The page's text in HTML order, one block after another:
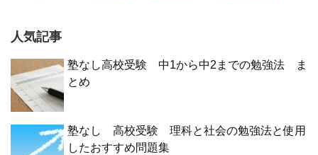
人気記事
塾なし高校受験 中1から中2までの勉強法 ま
とめ
塾なし 高校受験 理科と社会の勉強法と使用
したおすすめ問題集